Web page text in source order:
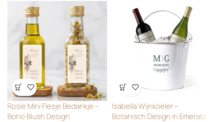
Wensenlijst
Rosie Mini Flesje Bedankje –
Boho Blush Design
Wensenlijst
Isabella Wijnkoeler –
Botanisch Design in Emerald